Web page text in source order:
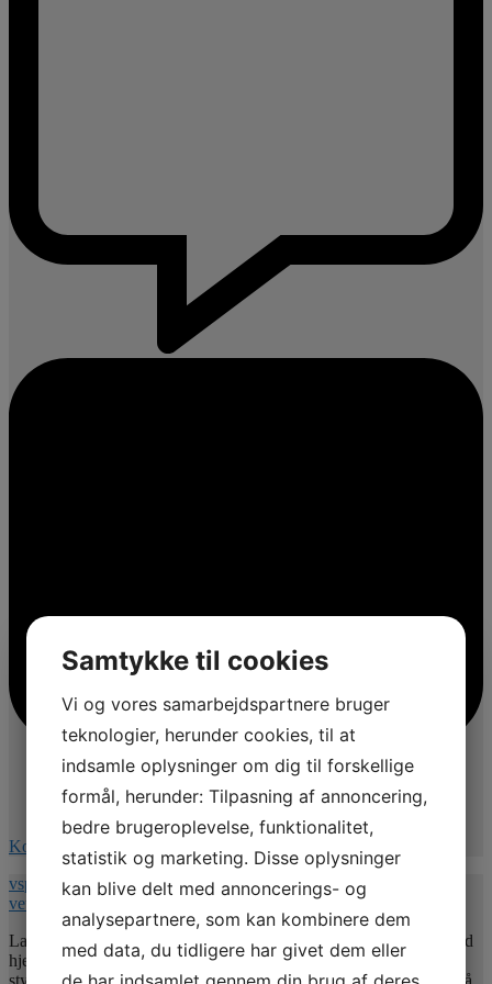
Kommentér på Facebook
vspnet.dk/erfa-moede-for-oplaeringsansvarlige-paa-
veterinaersygeplejerske-uddannelsen/
Lad mig uddybe indholdet
. Jeg vil give jer nogle værktøjer med
hjem så undertitlen er : Hvordan uddannelsesansvarlige kan bruge
Samtykke til cookies
Vi og vores samarbejdspartnere bruger
teknologier, herunder cookies, til at
indsamle oplysninger om dig til forskellige
formål, herunder: Tilpasning af annoncering,
bedre brugeroplevelse, funktionalitet,
statistik og marketing. Disse oplysninger
kan blive delt med annoncerings- og
analysepartnere, som kan kombinere dem
med data, du tidligere har givet dem eller